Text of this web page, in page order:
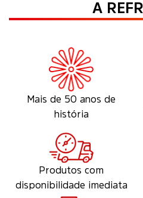
A
Mais de 50 anos de
história
Produtos com
disponibilidade imediata